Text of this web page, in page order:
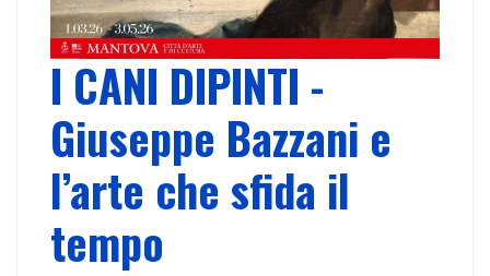
I CANI DIPINTI -
Giuseppe Bazzani e
l’arte che sfida il
tempo